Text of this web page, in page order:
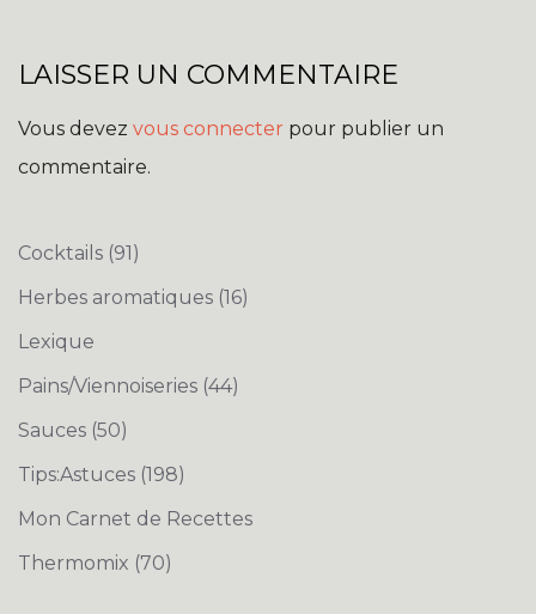
LAISSER UN COMMENTAIRE
Vous devez vous connecter pour publier un
commentaire.
Cocktails (91)
Herbes aromatiques (16)
Lexique
Pains/Viennoiseries (44)
Sauces (50)
Tips:Astuces (198)
Mon Carnet de Recettes
Thermomix (70)